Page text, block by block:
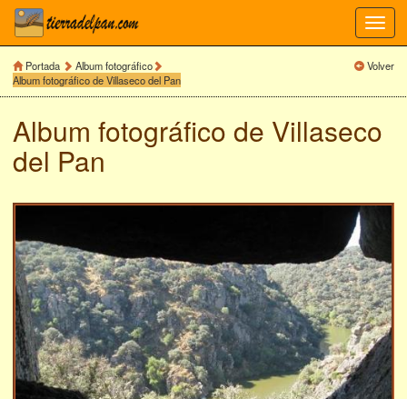
Portada
Album fotográfico
Album fotográfico de Villaseco del Pan
Volver
Album fotográfico de Villaseco
del Pan